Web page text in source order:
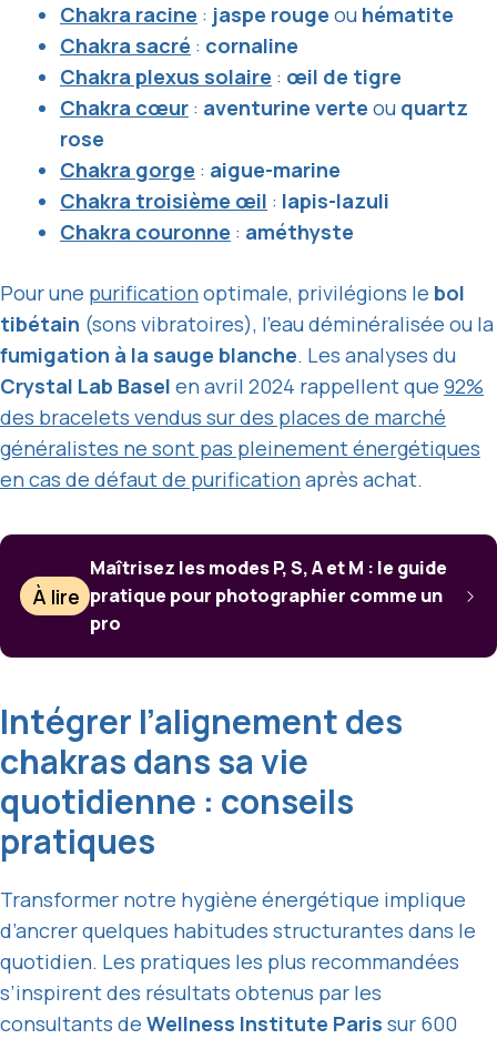
Chakra racine : jaspe rouge ou hématite
Chakra sacré : cornaline
Chakra plexus solaire : œil de tigre
Chakra cœur : aventurine verte ou quartz
rose
Chakra gorge : aigue-marine
Chakra troisième œil : lapis-lazuli
Chakra couronne : améthyste
Pour une purificationoptimale, privilégions le bol
tibétain (sons vibratoires), l’eau déminéralisée ou la
fumigation à la sauge blanche. Les analyses du
Crystal Lab Basel en avril 2024 rappellent que 92%
des bracelets vendus sur des places de marché
généralistes ne sont pas pleinement énergétiques
en cas de défaut de purificationaprès achat.
À lire
Maîtrisez les modes P, S, A et M : le guide
pratique pour photographier comme un
pro
Intégrer l’alignement des
chakras dans sa vie
quotidienne : conseils
pratiques
Transformer notre hygiène énergétique implique
d’ancrer quelques habitudes structurantes dans le
quotidien. Les pratiques les plus recommandées
s’inspirent des résultats obtenus par les
consultants de Wellness Institute Paris sur 600